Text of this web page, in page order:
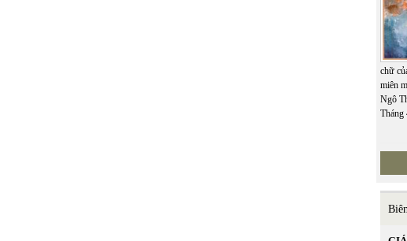
chữ
miên
Ngô
Tháng